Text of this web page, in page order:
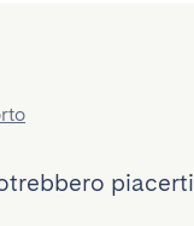
piacerti